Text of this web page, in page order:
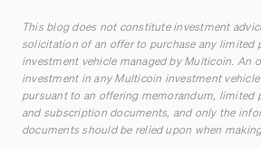
This blog does not constitute investment
solicitation of an offer to purchase any limited
investment vehicle managed by Multicoin. An
investment in any Multicoin investment
pursuant to an offering memorandum, limited
and subscription documents, and only the
documents should be relied upon when